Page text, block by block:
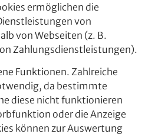
ermöglichen die
von
von Webseiten (z. B.
Zahlungsdienstleistungen).
Funktionen. Zahlreiche
da bestimmte
diese nicht funktionieren
oder die Anzeige
können zur Auswertung